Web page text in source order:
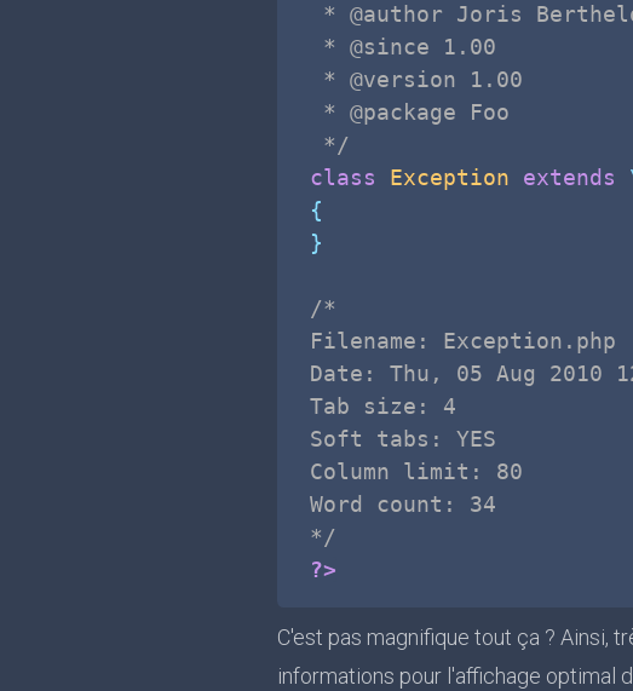
* @author Joris
* @since 1.00
* @version 1.00
* @package Foo
*/
class
Exception extends
{
}
/*
Filename: Exception.php
Date: Thu, 05 Aug 2010
Tab size: 4
Soft tabs: YES
Column limit: 80
Word count: 34
*/
?>
C'est pas magnifique tout ça ? Ainsi,
informations pour l'affichage optimal